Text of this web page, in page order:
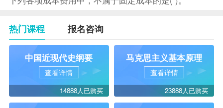
热门课程 报名咨询
中国近现代史纲要
查看详情
14888人已购买
马克思主义基本原理
查看详情
23888人已购买